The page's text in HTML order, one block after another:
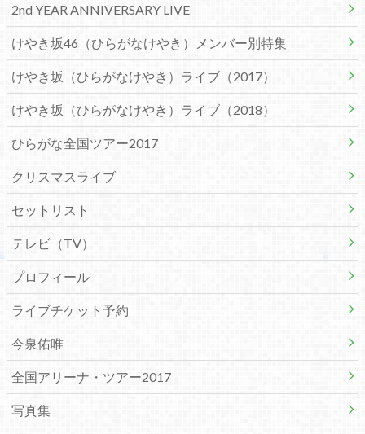
2nd YEAR ANNIVERSARY LIVE
けやき坂46（ひらがなけやき）メンバー別特集
けやき坂（ひらがなけやき）ライブ（2017）
けやき坂（ひらがなけやき）ライブ（2018）
ひらがな全国ツアー2017
クリスマスライブ
セットリスト
テレビ（TV）
プロフィール
ライブチケット予約
今泉佑唯
全国アリーナ・ツアー2017
写真集